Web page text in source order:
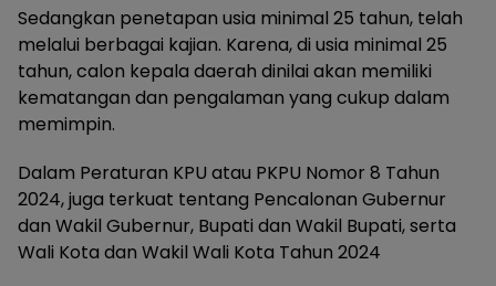
Sedangkan penetapan usia minimal 25 tahun, telah
melalui berbagai kajian. Karena, di usia minimal 25
tahun, calon kepala daerah dinilai akan memiliki
kematangan dan pengalaman yang cukup dalam
memimpin.
Dalam Peraturan KPU atau PKPU Nomor 8 Tahun
2024, juga terkuat tentang Pencalonan Gubernur
dan Wakil Gubernur, Bupati dan Wakil Bupati, serta
Wali Kota dan Wakil Wali Kota Tahun 2024